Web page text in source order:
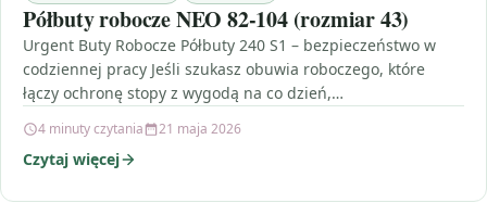
Półbuty robocze NEO 82-104 (rozmiar 43)
Urgent Buty Robocze Półbuty 240 S1 – bezpieczeństwo w
codziennej pracy Jeśli szukasz obuwia roboczego, które
łączy ochronę stopy z wygodą na co dzień,…
4 minuty czytania 21 maja 2026
Czytaj więcej